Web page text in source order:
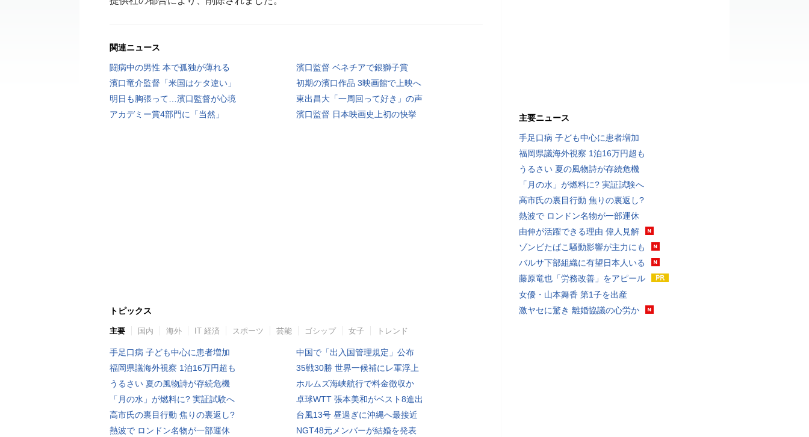
関連ニュース
闘病中の男性 本で孤独が薄れる
濱口監督 ベネチアで銀獅子賞
濱口竜介監督「米国はケタ違い」
初期の濱口作品 3映画館で上映へ
明日も胸張って…濱口監督が心境
東出昌大「一周回って好き」の声
アカデミー賞4部門に「当然」
濱口監督 日本映画史上初の快挙
トピックス
主要 国内 海外 IT 経済 スポーツ 芸能 ゴシップ 女子 トレンド
手足口病 子ども中心に患者増加
福岡県議海外視察 1泊16万円超も
うるさい 夏の風物詩が存続危機
「月の水」が燃料に? 実証試験へ
高市氏の裏目行動 焦りの裏返し?
熱波で ロンドン名物が一部運休
中国で「出入国管理規定」公布
35戦30勝 世界一候補にレ軍浮上
ホルムズ海峡航行で料金徴収か
卓球WTT 張本美和がベスト8進出
台風13号 昼過ぎに沖縄へ最接近
NGT48元メンバーが結婚を発表
主要ニュース
手足口病 子ども中心に患者増加
福岡県議海外視察 1泊16万円超も
うるさい 夏の風物詩が存続危機
「月の水」が燃料に? 実証試験へ
高市氏の裏目行動 焦りの裏返し?
熱波で ロンドン名物が一部運休
由伸が活躍できる理由 偉人見解
ゾンビたばこ騒動影響が主力にも
バルサ下部組織に有望日本人いる
藤原竜也「労務改善」をアピール
女優・山本舞香 第1子を出産
激ヤセに驚き 離婚協議の心労か